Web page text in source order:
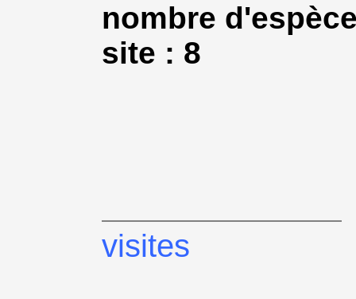
nombre
site : 8
visites